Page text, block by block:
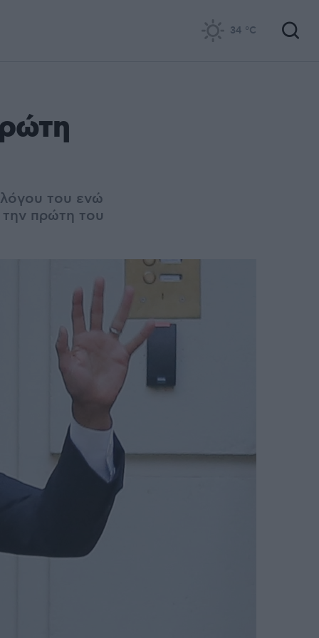
34 °C
λόγου του ενώ
πρώτη του